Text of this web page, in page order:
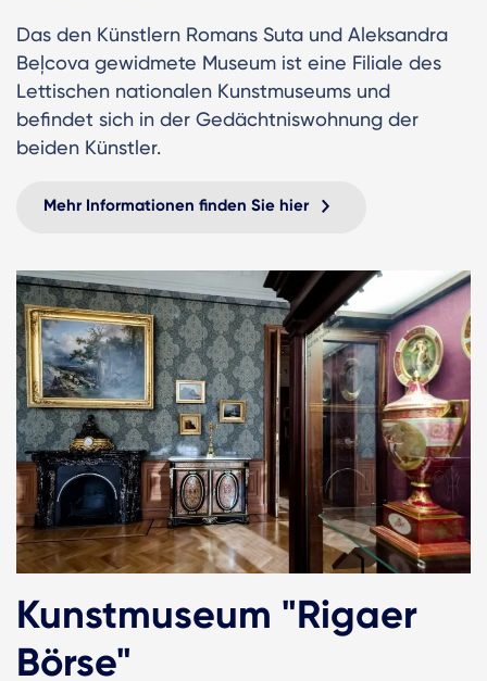
Das den Künstlern Romans Suta und Aleksandra
Beļcova gewidmete Museum ist eine Filiale des
Lettischen nationalen Kunstmuseums und
befindet sich in der Gedächtniswohnung der
beiden Künstler.
Mehr Informationen finden Sie hier
Kunstmuseum "Rigaer
Börse"